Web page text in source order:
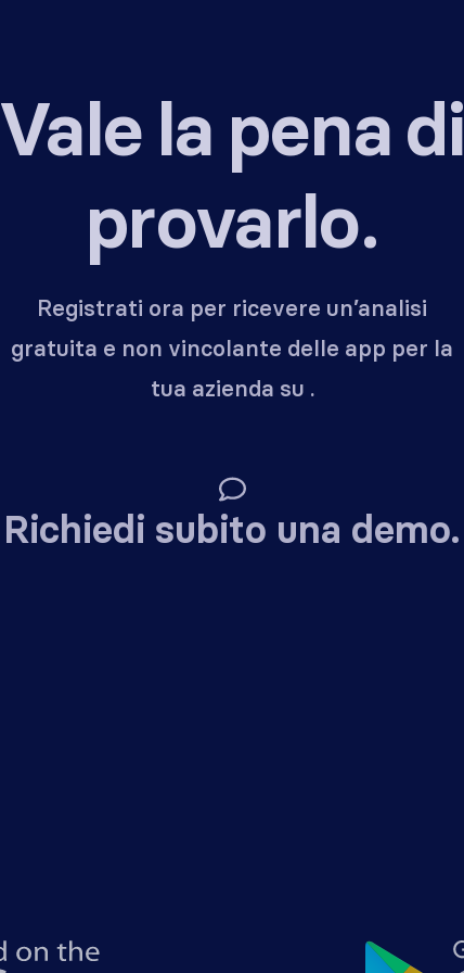
Vale la pena di
provarlo.
Registrati ora per ricevere un’analisi
gratuita e non vincolante delle app per la
tua azienda su .
Richiedi subito una demo.